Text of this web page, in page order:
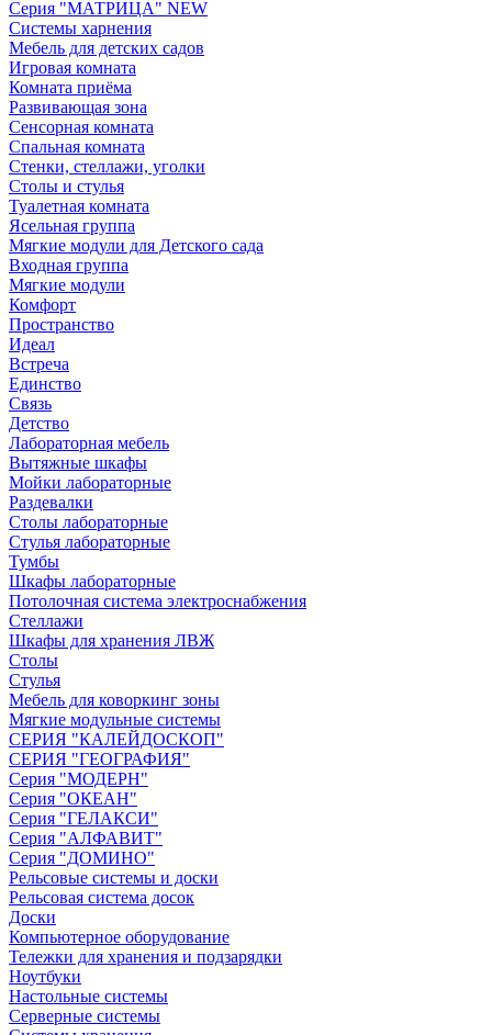
Серия "МАТРИЦА" NEW
Системы харнения
Мебель для детских садов
Игровая комната
Комната приёма
Развивающая зона
Сенсорная комната
Спальная комната
Стенки, стеллажи, уголки
Столы и стулья
Туалетная комната
Ясельная группа
Мягкие модули для Детского сада
Входная группа
Мягкие модули
Комфорт
Пространство
Идеал
Встреча
Единство
Связь
Детство
Лабораторная мебель
Вытяжные шкафы
Мойки лабораторные
Раздевалки
Столы лабораторные
Стулья лабораторные
Тумбы
Шкафы лабораторные
Потолочная система электроснабжения
Стеллажи
Шкафы для хранения ЛВЖ
Столы
Стулья
Мебель для коворкинг зоны
Мягкие модульные системы
СЕРИЯ "КАЛЕЙДОСКОП"
СЕРИЯ "ГЕОГРАФИЯ"
Серия "МОДЕРН"
Серия "ОКЕАН"
Серия "ГЕЛАКСИ"
Серия "АЛФАВИТ"
Серия "ДОМИНО"
Рельсовые системы и доски
Рельсовая система досок
Доски
Компьютерное оборудование
Тележки для хранения и подзарядки
Ноутбуки
Настольные системы
Серверные системы